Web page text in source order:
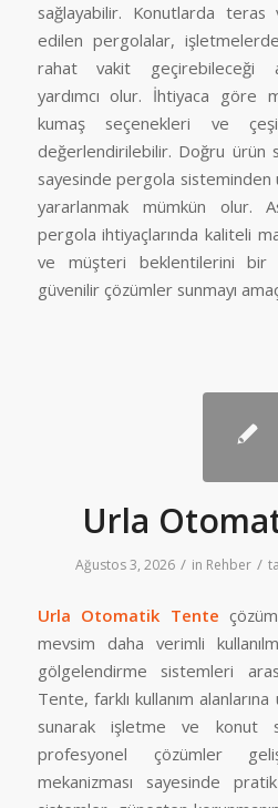
sağlayabilir. Konutlarda
edilen pergolalar,
rahat vakit geçirebileceği
yardımcı olur. İhtiyaca göre
kumaş seçenekleri ve
değerlendirilebilir. Doğru ürün
sayesinde pergola sisteminden
yararlanmak mümkün olur.
pergola ihtiyaçlarında kaliteli
ve müşteri beklentilerini bir
güvenilir çözümler sunmayı
Urla
Ağustos 3, 2026 / in Rehber /
Urla Otomatik Tente
mevsim daha verimli
gölgelendirme sistemleri
Tente, farklı kullanım
sunarak işletme ve konut
profesyonel çözümler
mekanizması sayesinde